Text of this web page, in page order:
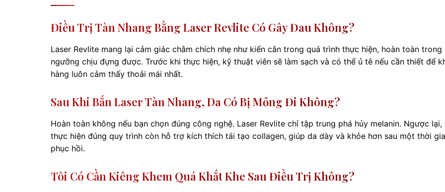
Điều Trị Tàn Nhang Bằng Laser Revlite Có Gây Đau Không?
Laser Revlite mang lại cảm giác châm chích nhẹ như kiến cắn trong quá trình thực hiện, hoàn toàn trong
ngưỡng chịu đựng được. Trước khi thực hiện, kỹ thuật viên sẽ làm sạch và có thể ủ tê nếu cần thiết để
hàng luôn cảm thấy thoải mái nhất.
Sau Khi Bắn Laser Tàn Nhang, Da Có Bị Mỏng Đi Không?
Hoàn toàn không nếu bạn chọn đúng công nghệ. Laser Revlite chỉ tập trung phá hủy melanin. Ngược lại,
thực hiện đúng quy trình còn hỗ trợ kích thích tái tạo collagen, giúp da dày và khỏe hơn sau một thời
phục hồi.
Tôi Có Cần Kiêng Khem Quá Khắt Khe Sau Điều Trị Không?